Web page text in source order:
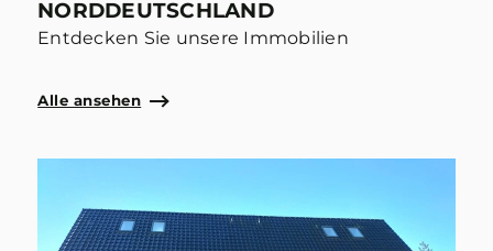
NORDDEUTSCHLAND
Entdecken Sie unsere Immobilien
Alle ansehen